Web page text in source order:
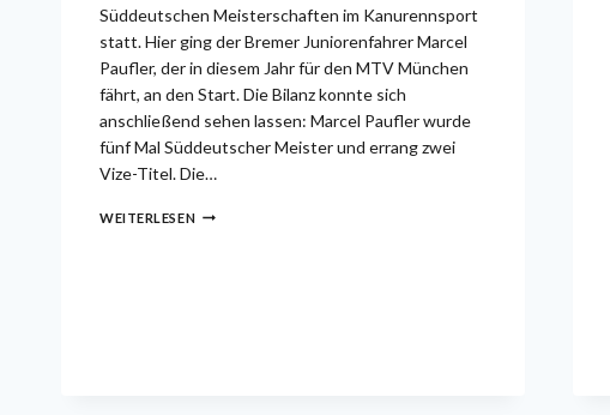
Süddeutschen Meisterschaften im Kanurennsport
statt. Hier ging der Bremer Juniorenfahrer Marcel
Paufler, der in diesem Jahr für den MTV München
fährt, an den Start. Die Bilanz konnte sich
anschließend sehen lassen: Marcel Paufler wurde
fünf Mal Süddeutscher Meister und errang zwei
Vize-Titel. Die…
WEITERLESEN5X